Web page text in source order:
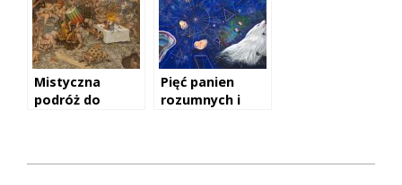
Mistyczna
podróż do
Pięć panien
rozumnych i